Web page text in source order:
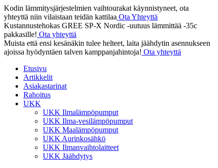
Kodin lämmitysjärjestelmien vaihtourakat käynnistyneet, ota
yhteyttä niin vilaistaan teidän kattilaa Ota Yhteyttä
Kustannustehokas GREE SP-X Nordic -uutuus lämmittää -35c
pakkasille! Ota yhteyttä
Muista että ensi kesänäkin tulee helteet, laita jäähdytin asennukseen
ajoissa hyödyntäen talven kamppanjahintoja! Ota yhteyttä
Etusivu
Artikkelit
Asiakastarinat
Rahoitus
UKK
UKK Ilmalämpöpumput
UKK Ilma-vesilämpöpumput
UKK Maalämpöpumput
UKK Aurinkosähkö
UKK Ilmanvaihtolaitteet
UKK Jäähdytys
Jäikö sinulla kysyttävää?
Lähetä kysymyksesi helposti tämän lomakkeen
avulla niin vastaamme sinulle mahdollisimman
pian!